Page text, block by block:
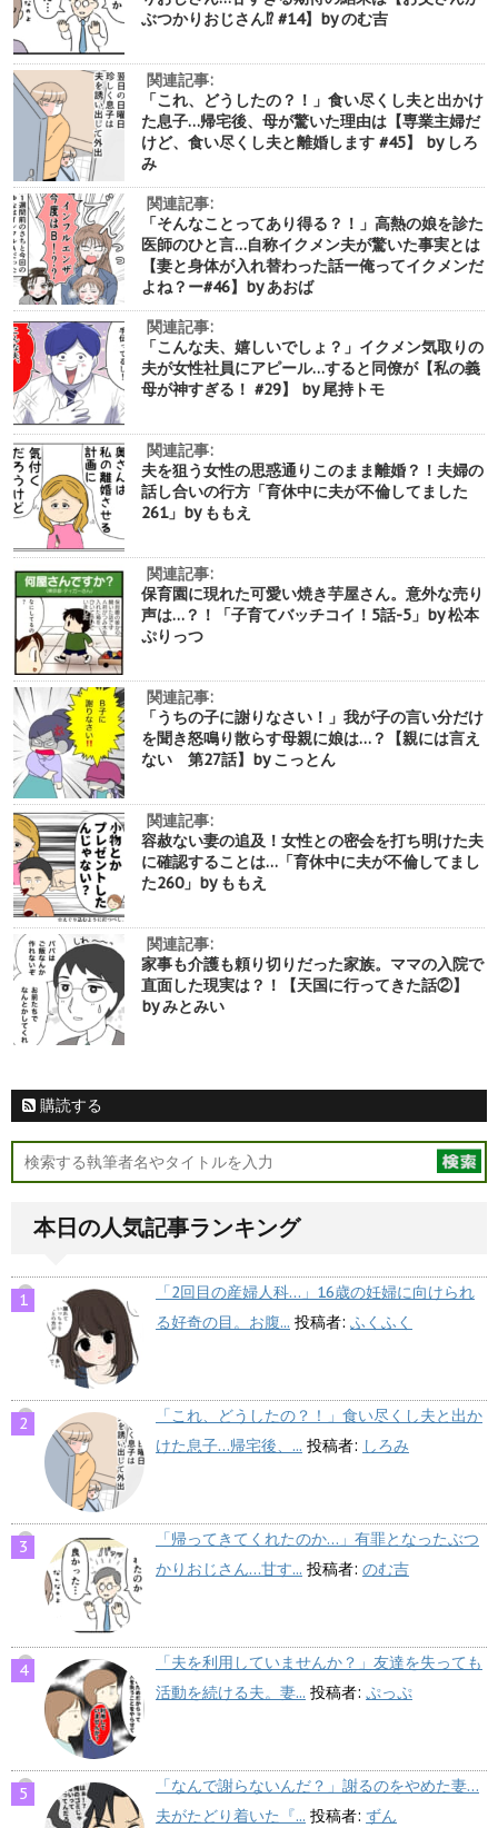
ぶつかりおじさん⁉︎ #14】by のむ吉
関連記事:
「これ、どうしたの？！」食い尽くし夫と出かけ
た息子…帰宅後、母が驚いた理由は【専業主婦だ
けど、食い尽くし夫と離婚します #45】 by しろ
み
関連記事:
「そんなことってあり得る？！」高熱の娘を診た
医師のひと言…自称イクメン夫が驚いた事実とは
【妻と身体が入れ替わった話ー俺ってイクメンだ
よね？ー#46】by あおば
関連記事:
「こんな夫、嬉しいでしょ？」イクメン気取りの
夫が女性社員にアピール…すると同僚が【私の義
母が神すぎる！ #29】 by 尾持トモ
関連記事:
夫を狙う女性の思惑通りこのまま離婚？！夫婦の
話し合いの行方「育休中に夫が不倫してました
261」by ももえ
関連記事:
保育園に現れた可愛い焼き芋屋さん。意外な売り
声は…？！「子育てバッチコイ！5話-5」by 松本
ぷりっつ
関連記事:
「うちの子に謝りなさい！」我が子の言い分だけ
を聞き怒鳴り散らす母親に娘は…？【親には言え
ない 第27話】by こっとん
関連記事:
容赦ない妻の追及！女性との密会を打ち明けた夫
に確認することは…「育休中に夫が不倫してまし
た260」by ももえ
関連記事:
家事も介護も頼り切りだった家族。ママの入院で
直面した現実は？！【天国に行ってきた話②】
by みとみい
購読する
本日の人気記事ランキング
「2回目の産婦人科…」16歳の妊婦に向けられ
る好奇の目。お腹... 投稿者: ふくふく
「これ、どうしたの？！」食い尽くし夫と出か
けた息子…帰宅後、... 投稿者: しろみ
「帰ってきてくれたのか…」有罪となったぶつ
かりおじさん…甘す... 投稿者: のむ吉
「夫を利用していませんか？」友達を失っても
活動を続ける夫。妻... 投稿者: ぷっぷ
「なんで謝らないんだ？」謝るのをやめた妻…
夫がたどり着いた『... 投稿者: ずん